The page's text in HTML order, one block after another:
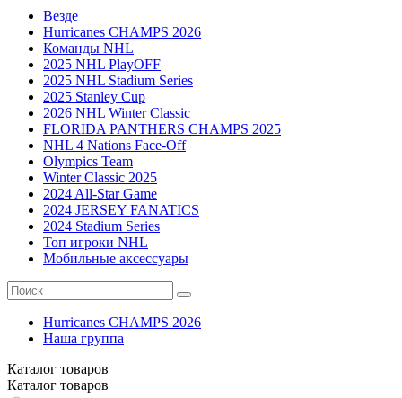
Везде
Hurricanes CHAMPS 2026
Команды NHL
2025 NHL PlayOFF
2025 NHL Stadium Series
2025 Stanley Cup
2026 NHL Winter Classic
FLORIDA PANTHERS CHAMPS 2025
NHL 4 Nations Face-Off
Olympics Team
Winter Classic 2025
2024 All-Star Game
2024 JERSEY FANATICS
2024 Stadium Series
Топ игроки NHL
Мобильные аксессуары
Hurricanes CHAMPS 2026
Наша группа
Каталог товаров
Каталог товаров